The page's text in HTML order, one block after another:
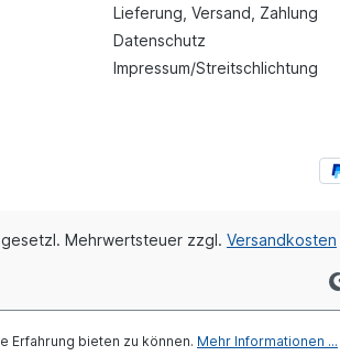
Lieferung, Versand, Zahlung
Datenschutz
Impressum/Streitschlichtung
Mehrwertsteuer zzgl. Versandkosten
Erfahrung bieten zu können. Mehr Informationen ...